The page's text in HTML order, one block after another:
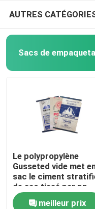
EVA sac à fondue
AUTRES
Sacs de
Le polypropylène
Gusseted vide met
sac le ciment
de sac tissé par pp
meilleur prix